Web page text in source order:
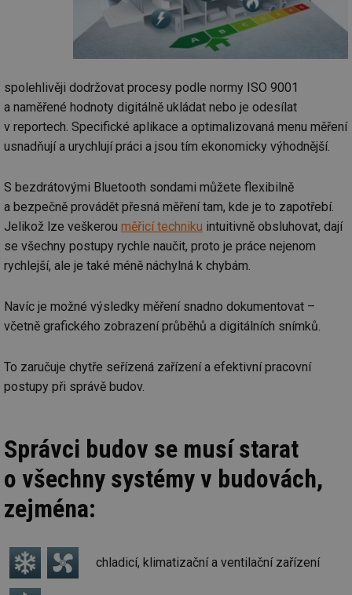
spolehlivěji dodržovat procesy podle normy ISO 9001
a naměřené hodnoty digitálně ukládat nebo je odesílat
v reportech. Specifické aplikace a optimalizovaná menu měření
usnadňují a urychlují práci a jsou tím ekonomicky výhodnější.
S bezdrátovými Bluetooth sondami můžete flexibilně
a bezpečně provádět přesná měření tam, kde je to zapotřebí.
Jelikož lze veškerou měřicí techniku intuitivně obsluhovat, dají
se všechny postupy rychle naučit, proto je práce nejenom
rychlejší, ale je také méně náchylná k chybám.
Navíc je možné výsledky měření snadno dokumentovat –
včetně grafického zobrazení průběhů a digitálních snímků.
To zaručuje chytře seřízená zařízení a efektivní pracovní
postupy při správě budov.
Správci budov se musí starat
o všechny systémy v budovách,
zejména:
chladicí, klimatizační a ventilační zařízení